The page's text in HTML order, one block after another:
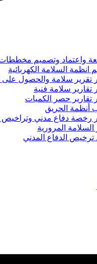
واعتماد وتصميم مخططات
انظمة السلامة الكهربائية
تقرير سلامة والحصول على
تقارير سلامة فنية
تقارير حصر الكميات
أنظمة الحريق
رخصة دفاع مدني وتراخيص
السلامة المرورية
ترخيص الدفاع المدني